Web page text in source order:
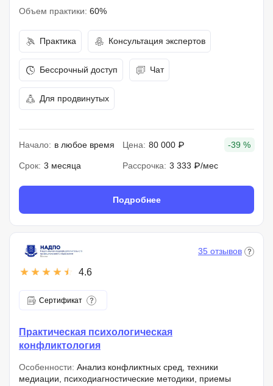
Объем практики: 60%
Практика Консультация экспертов
Бессрочный доступ Чат
Для продвинутых
Начало: в любое время Цена: 80 000 ₽ -39 %
Срок: 3 месяца Рассрочка: 3 333 ₽/мес
Подробнее
4.6
35 отзывов
Сертификат
Практическая психологическая
конфликтология
Особенности: Анализ конфликтных сред, техники
медиации, психодиагностические методики, приемы